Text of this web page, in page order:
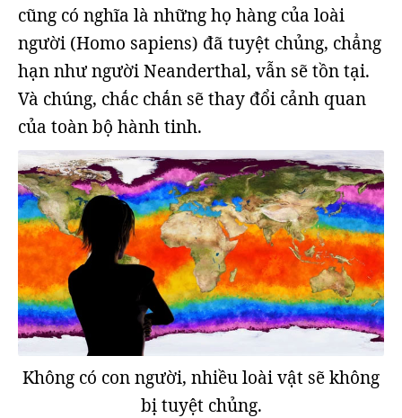
cũng có nghĩa là những họ hàng của loài
người (Homo sapiens) đã tuyệt chủng, chẳng
hạn như người Neanderthal, vẫn sẽ tồn tại.
Và chúng, chắc chắn sẽ thay đổi cảnh quan
của toàn bộ hành tinh.
Không có con người, nhiều loài vật sẽ không
bị tuyệt chủng.